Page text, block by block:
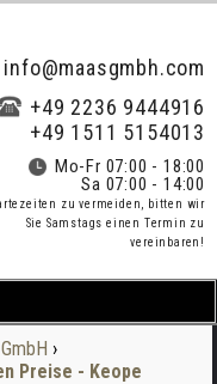
info@maasgmbh.com
+49 2236 9444916
+49 1511 5154013
Mo-Fr 07:00 - 18:00
Sa 07:00 - 14:00
zu vermeiden, bitten wir
Sie Samstags einen Termin zu
vereinbaren!
›
Preise - Keope